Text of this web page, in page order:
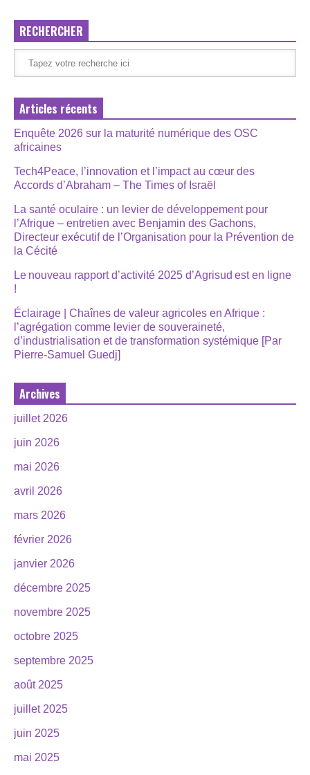
RECHERCHER
Articles récents
Enquête 2026 sur la maturité numérique des OSC
africaines
Tech4Peace, l’innovation et l’impact au cœur des
Accords d’Abraham – The Times of Israël
La santé oculaire : un levier de développement pour
l’Afrique – entretien avec Benjamin des Gachons,
Directeur exécutif de l’Organisation pour la Prévention de
la Cécité
Le nouveau rapport d’activité 2025 d’Agrisud est en ligne
!
Éclairage | Chaînes de valeur agricoles en Afrique :
l’agrégation comme levier de souveraineté,
d’industrialisation et de transformation systémique [Par
Pierre-Samuel Guedj]
Archives
juillet 2026
juin 2026
mai 2026
avril 2026
mars 2026
février 2026
janvier 2026
décembre 2025
novembre 2025
octobre 2025
septembre 2025
août 2025
juillet 2025
juin 2025
mai 2025